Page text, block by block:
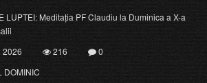
LUPTEI: Meditația PF Claudiu la Duminica a X-a
2026
216
0
DOMINIC